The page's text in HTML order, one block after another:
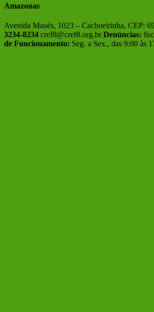
Amazonas
Avenida Maués, 1023 – Cachoeirinha, CEP:
3234-8234 cref8@cref8.org.br Denúncias:
de Funcionamento: Seg. a Sex., das 9:00 às